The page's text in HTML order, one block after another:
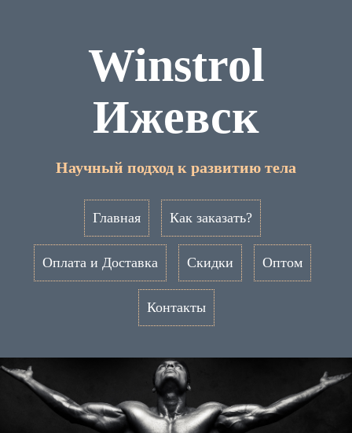
Winstrol
Ижевск
Научный подход к развитию тела
Главная Как заказать?
Оплата и Доставка Скидки Оптом
Контакты